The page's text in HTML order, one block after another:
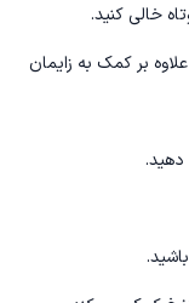
خالی کنید.
بر کمک به زایمان
دهید.